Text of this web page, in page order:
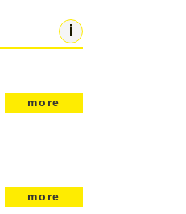
more
more